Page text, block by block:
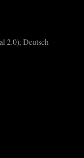
2.0), Deutsch